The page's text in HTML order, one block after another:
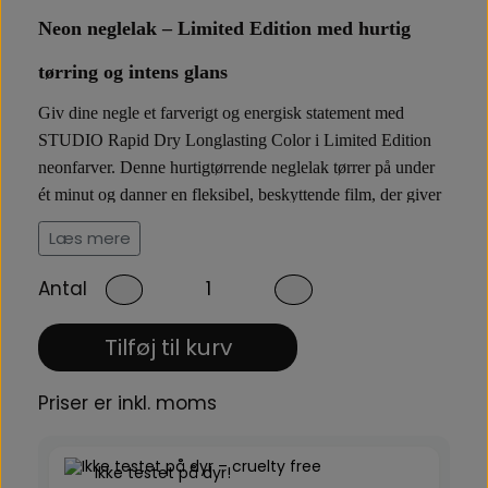
Neon neglelak – Limited Edition med hurtig
tørring og intens glans
Giv dine negle et farverigt og energisk statement med
STUDIO Rapid Dry Longlasting Color i Limited Edition
neonfarver. Denne hurtigtørrende neglelak tørrer på under
ét minut og danner en fleksibel, beskyttende film, der giver
lang holdbarhed og spejlblank glans. Perfekt til dig, der
elsker farver, der skiller sig ud!
Sådan får du den bedste holdbarhed
Forbered neglene: Brug STUDIO Long Lasting Primer
for en glat base og forbedret holdbarhed.
Påfør farven:Læg to lag af STUDIO Rapid Dry Lasting
Forsegl med topcoat:
Slut af med STUDIO Rapid Shield
Top Shine for maksimal glans og længere holdbarhed.
Læs mere
Antal
Tilføj til kurv
Priser er inkl. moms
Ikke testet på dyr!